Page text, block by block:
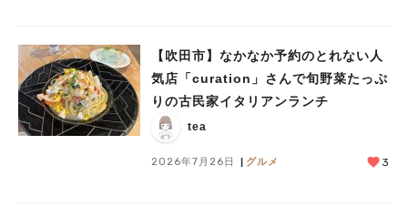
【吹田市】なかなか予約のとれない人
気店「curation」さんで旬野菜たっぷ
りの古民家イタリアンランチ
tea
2026年7月26日 グルメ 3